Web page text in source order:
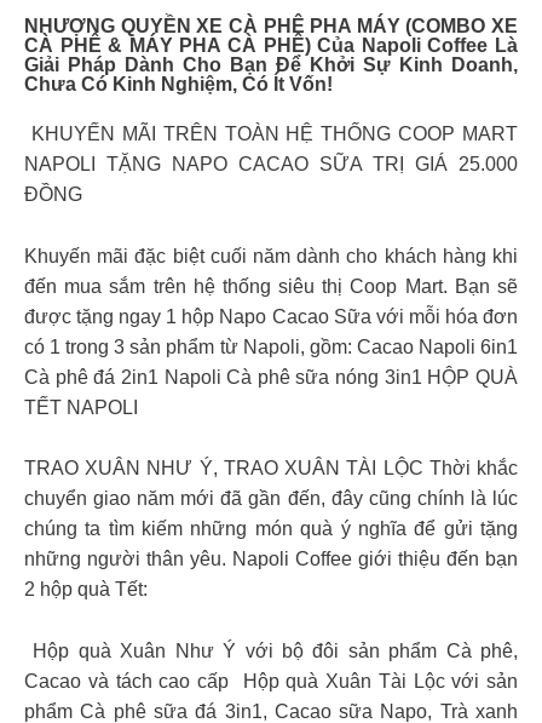
NHƯỢNG QUYỀN XE CÀ PHÊ PHA MÁY (COMBO XE
CÀ PHÊ & MÁY PHA CÀ PHÊ) Của Napoli Coffee Là
Giải Pháp Dành Cho Bạn Để Khởi Sự Kinh Doanh,
Chưa Có Kinh Nghiệm, Có Ít Vốn!
️ KHUYẾN MÃI TRÊN TOÀN HỆ THỐNG COOP MART
NAPOLI TẶNG NAPO CACAO SỮA TRỊ GIÁ 25.000
ĐỒNG
Khuyến mãi đặc biệt cuối năm dành cho khách hàng khi
đến mua sắm trên hệ thống siêu thị Coop Mart. Bạn sẽ
được tặng ngay 1 hộp Napo Cacao Sữa với mỗi hóa đơn
có 1 trong 3 sản phẩm từ Napoli, gồm: Cacao Napoli 6in1
Cà phê đá 2in1 Napoli Cà phê sữa nóng 3in1 HỘP QUÀ
TẾT NAPOLI
TRAO XUÂN NHƯ Ý, TRAO XUÂN TÀI LỘC Thời khắc
chuyển giao năm mới đã gần đến, đây cũng chính là lúc
chúng ta tìm kiếm những món quà ý nghĩa để gửi tặng
những người thân yêu. Napoli Coffee giới thiệu đến bạn
2 hộp quà Tết:
️ Hộp quà Xuân Như Ý với bộ đôi sản phẩm Cà phê,
Cacao và tách cao cấp ️ Hộp quà Xuân Tài Lộc với sản
phẩm Cà phê sữa đá 3in1, Cacao sữa Napo, Trà xanh